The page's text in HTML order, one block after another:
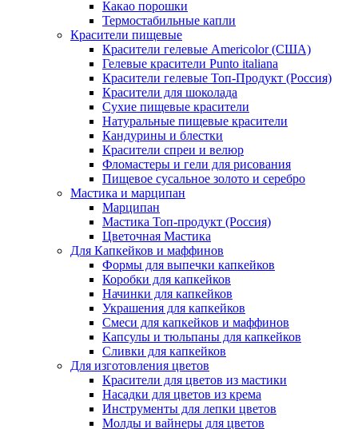
Какао порошки
Термостабильные капли
Красители пищевые
Красители гелевые Americolor (США)
Гелевые красители Punto italiana
Красители гелевые Топ-Продукт (Россия)
Красители для шоколада
Сухие пищевые красители
Натуральные пищевые красители
Кандурины и блестки
Красители спреи и велюр
Фломастеры и гели для рисования
Пищевое сусальное золото и серебро
Мастика и марципан
Марципан
Мастика Топ-продукт (Россия)
Цветочная Мастика
Для Капкейков и маффинов
Формы для выпечки капкейков
Коробки для капкейков
Начинки для капкейков
Украшения для капкейков
Смеси для капкейков и маффинов
Капсулы и тюльпаны для капкейков
Сливки для капкейков
Для изготовления цветов
Красители для цветов из мастики
Насадки для цветов из крема
Инструменты для лепки цветов
Молды и вайнеры для цветов